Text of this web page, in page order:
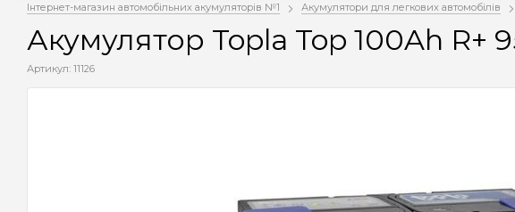
Інтернет-магазин автомобільних акумуляторів №1 Акумулятори для легкових автомобілів
Акумулятор Topla Top 100Ah R+
Артикул: 11126